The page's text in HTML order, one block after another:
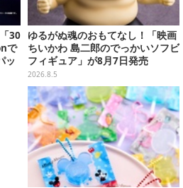
30
で
ッ
ゆるがぬ魂のおもてなし！「映画
ちいかわ 島二郎のでっかいソフビ
フィギュア」が8月7日発売
2026.8.5